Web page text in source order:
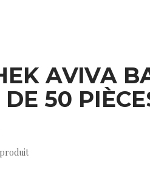
AVIVA
50